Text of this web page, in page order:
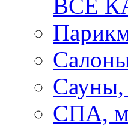
ВСЕ
Сауны,
СПА,